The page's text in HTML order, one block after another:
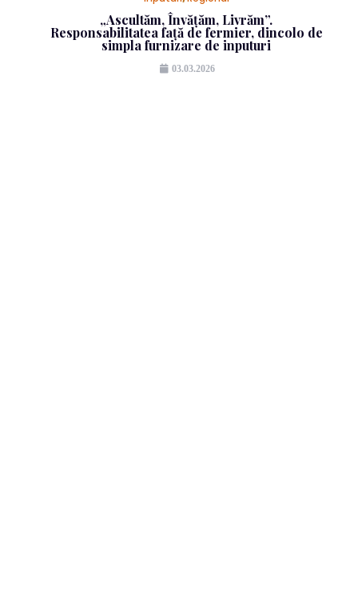
„Ascultăm, Învățăm, Livrăm”.
Responsabilitatea față de fermier, dincolo de
simpla furnizare de inputuri
03.03.2026